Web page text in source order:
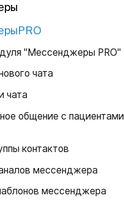
"Мессенджеры PRO"
чата
чата
общение с пациентами
контактов
мессенджера
мессенджера